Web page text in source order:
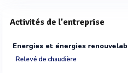
Activités de l'entreprise
Energies et énergies
Relevé de chaudière